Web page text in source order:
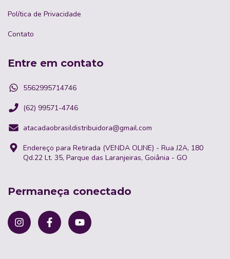
Política de Privacidade
Contato
Entre em contato
5562995714746
(62) 99571-4746
atacadaobrasildistribuidora@gmail.com
Endereço para Retirada (VENDA OLINE) - Rua J2A, 180
Qd.22 Lt. 35, Parque das Laranjeiras, Goiânia - GO
Permaneça conectado